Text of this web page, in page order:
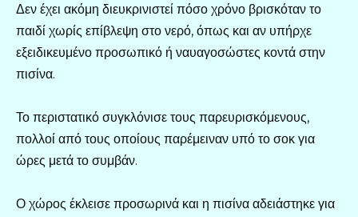
Δεν έχει ακόμη διευκρινιστεί πόσο χρόνο βρισκόταν το
παιδί χωρίς επίβλεψη στο νερό, όπως και αν υπήρχε
εξειδικευμένο προσωπικό ή ναυαγοσώστες κοντά στην
πισίνα.
Το περιστατικό συγκλόνισε τους παρευρισκόμενους,
πολλοί από τους οποίους παρέμειναν υπό το σοκ για
ώρες μετά το συμβάν.
Ο χώρος έκλεισε προσωρινά και η πισίνα αδειάστηκε για